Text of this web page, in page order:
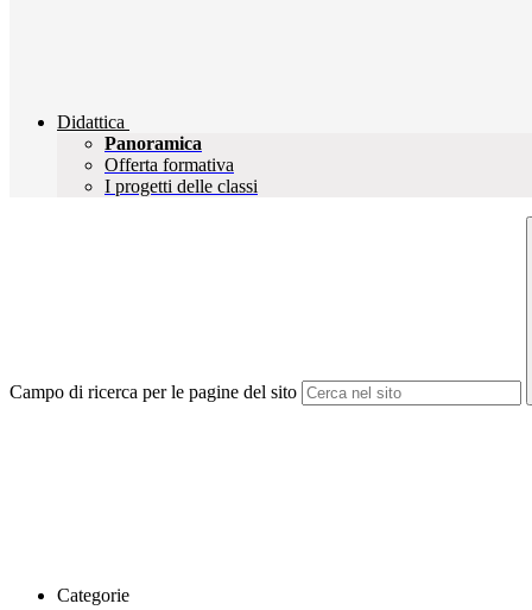
Didattica
Panoramica
Offerta formativa
I progetti delle classi
Campo di ricerca per le pagine del sito
Categorie